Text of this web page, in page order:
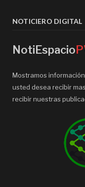
NOTICIERO DIGITAL
NotiEspacio
Mostramos
usted desea recibir
recibir nuestras